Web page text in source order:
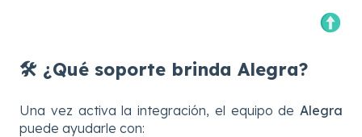
🛠️ ¿Qué soporte brinda Alegra?
Una vez activa la integración, el equipo de Alegra
puede ayudarle con: